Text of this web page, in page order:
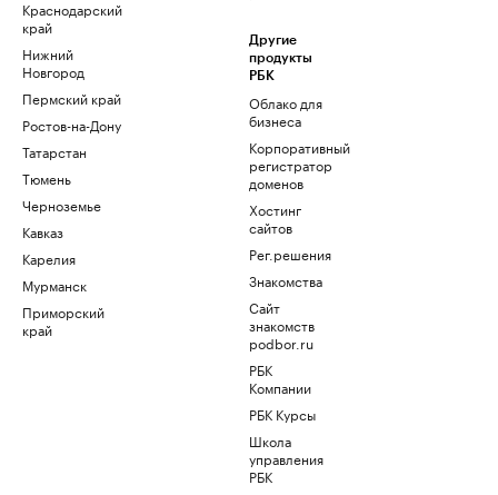
Краснодарский
край
Нижний
Новгород
Пермский край
Ростов-на-Дону
Татарстан
Тюмень
Черноземье
Кавказ
Карелия
Мурманск
Приморский
край
Другие
продукты
РБК
Облако для
бизнеса
Корпоративный
регистратор
доменов
Хостинг
сайтов
Рег.решения
Знакомства
Сайт
знакомств
podbor.ru
РБК
Компании
РБК Курсы
Школа
управления
РБК